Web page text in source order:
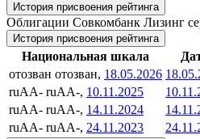
История присвоения рейтинга
Облигации Совкомбанк Лизинг
История присвоения рейтинга
Национальная шкала
отозван отозван, 18.05.2026
ruAA- ruAA-, 10.11.2025
ruAA- ruAA-, 14.11.2024
ruAA- ruAA-, 24.11.2023